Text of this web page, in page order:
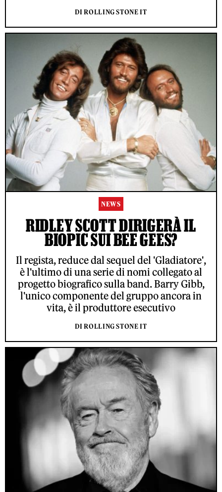
DI ROLLING STONE IT
NEWS
RIDLEY SCOTT DIRIGERÀ IL
BIOPIC SUI BEE GEES?
Il regista, reduce dal sequel del 'Gladiatore',
è l'ultimo di una serie di nomi collegato al
progetto biografico sulla band. Barry Gibb,
l'unico componente del gruppo ancora in
vita, è il produttore esecutivo
DI ROLLING STONE IT